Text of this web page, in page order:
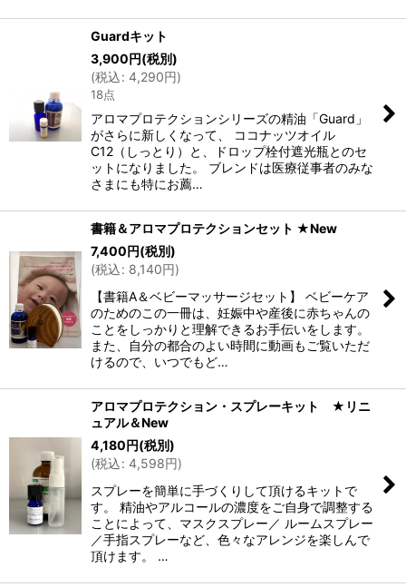
Guardキット
3,900円(税別)
(税込: 4,290円)
18点
アロマプロテクションシリーズの精油「Guard」
がさらに新しくなって、 ココナッツオイル
C12（しっとり）と、ドロップ栓付遮光瓶とのセ
ットになりました。 ブレンドは医療従事者のみな
さまにも特にお薦…
書籍＆アロマプロテクションセット ★New
7,400円(税別)
(税込: 8,140円)
【書籍A＆ベビーマッサージセット】 ベビーケア
のためのこの一冊は、妊娠中や産後に赤ちゃんの
ことをしっかりと理解できるお手伝いをします。
また、自分の都合のよい時間に動画もご覧いただ
けるので、いつでもど…
アロマプロテクション・スプレーキット ★リニ
ュアル＆New
4,180円(税別)
(税込: 4,598円)
スプレーを簡単に手づくりして頂けるキットで
す。 精油やアルコールの濃度をご自身で調整する
ことによって、マスクスプレー／ ルームスプレー
／手指スプレーなど、色々なアレンジを楽しんで
頂けます。 …